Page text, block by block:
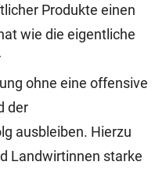
Produkte einen
wie die eigentliche
ohne eine offensive
der
ausbleiben. Hierzu
Landwirtinnen starke